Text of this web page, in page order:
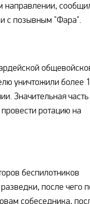
направлении,
с позывным "Фара".
уничтожили более
Значительная часть
ротацию на
беспилотников
после чего
собеседника,